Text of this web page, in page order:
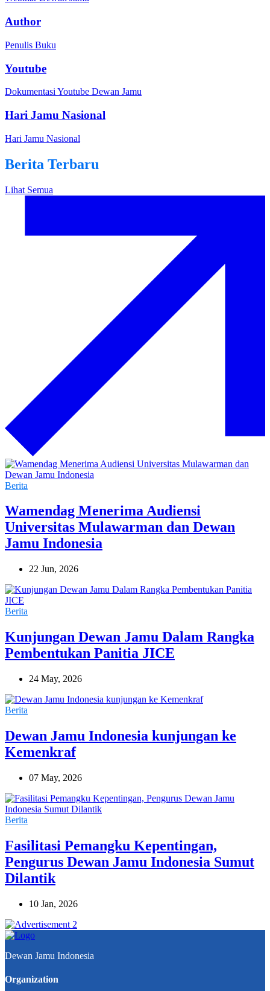
Author
Penulis Buku
Youtube
Dokumentasi Youtube Dewan Jamu
Hari Jamu Nasional
Hari Jamu Nasional
Berita Terbaru
Lihat Semua
Berita
Wamendag Menerima Audiensi
Universitas Mulawarman dan Dewan
Jamu Indonesia
22 Jun, 2026
Berita
Kunjungan Dewan Jamu Dalam Rangka
Pembentukan Panitia JICE
24 May, 2026
Berita
Dewan Jamu Indonesia kunjungan ke
Kemenkraf
07 May, 2026
Berita
Fasilitasi Pemangku Kepentingan,
Pengurus Dewan Jamu Indonesia Sumut
Dilantik
10 Jan, 2026
Dewan Jamu Indonesia
Organization